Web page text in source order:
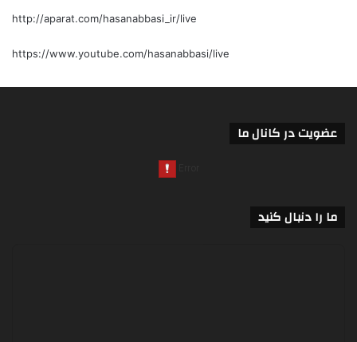
http://aparat.com/hasanabbasi_ir/live
https://www.youtube.com/hasanabbasi/live
عضویت در کانال ما
ما را دنبال کنید